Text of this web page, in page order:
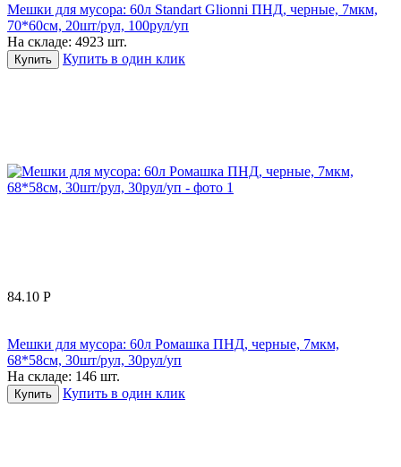
Мешки для мусора: 60л Standart Glionni ПНД, черные, 7мкм,
70*60см, 20шт/рул, 100рул/уп
На складе: 4923 шт.
Купить Купить в один клик
84.10 Р
Мешки для мусора: 60л Ромашка ПНД, черные, 7мкм,
68*58см, 30шт/рул, 30рул/уп
На складе: 146 шт.
Купить Купить в один клик